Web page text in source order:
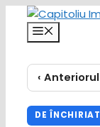
conținut
‹ Anteriorul
DE ÎNCHIRIAT